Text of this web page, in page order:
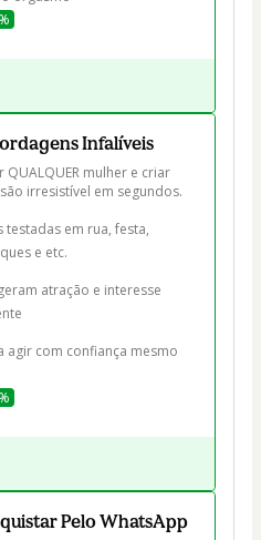
Infalíveis
mulher e criar
irresistível em segundos.
em rua, festa,
e etc.
atração e interesse
agir com confiança mesmo
Pelo WhatsApp